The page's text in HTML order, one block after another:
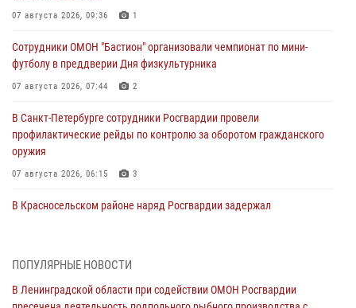
07 августа 2026, 09:36 1
Сотрудники ОМОН "Бастион" организовали чемпионат по мини-
футболу в преддверии Дня физкультурника
07 августа 2026, 07:44 2
В Санкт-Петербурге сотрудники Росгвардии провели
профилактические рейды по контролю за оборотом гражданского
оружия
07 августа 2026, 06:15 3
В Красносельском районе наряд Росгвардии задержал
06 августа 2026, 13:39 1
В Центральном районе росгвардейцы оперативно задержали
ПОПУЛЯРНЫЕ НОВОСТИ
В Ленинградской области при содействии ОМОН Росгвардии